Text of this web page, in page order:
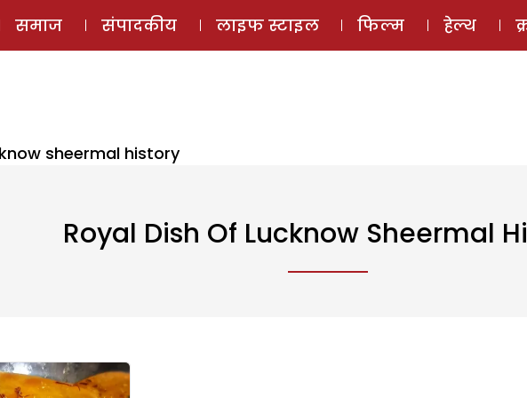
ई-मैगज़ीन
समाज संपादकीय लाइफ स्टाइल फिल्म हेल्थ
sheermal history
Royal Dish Of Lucknow Sheermal